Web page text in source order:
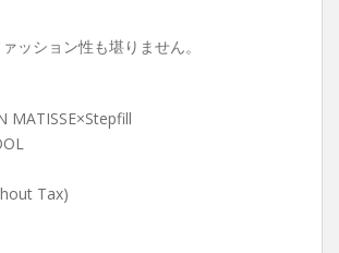
ッション性も堪りません。
MATISSE×Stepfill
Tax)